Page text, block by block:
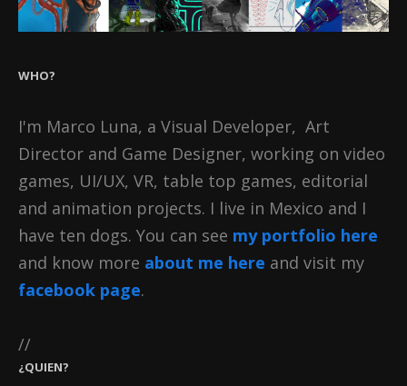
WHO?
I'm Marco Luna, a Visual Developer, Art
Director and Game Designer, working on video
games, UI/UX, VR, table top games, editorial
and animation projects. I live in Mexico and I
have ten dogs. You can see my portfolio here
and know more about me here and visit my
facebook page.
//
¿QUIEN?